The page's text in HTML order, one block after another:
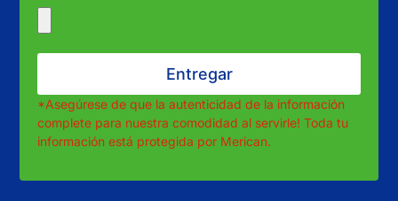
Entregar
*Asegúrese de que la autenticidad de la información
complete para nuestra comodidad al servirle! Toda tu
información está protegida por Merican.